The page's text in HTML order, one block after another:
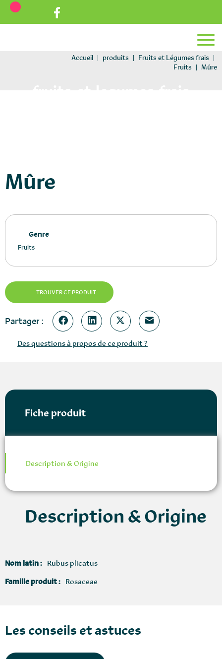
Aller au texte
Aller au menu
Menu principal
Accueil | produits | Fruits et Légumes frais
|
Fruits
| Mûre
Mûre
Genre
Fruits
TROUVER CE PRODUIT
Partager :
Des questions à propos de ce produit ?
Fiche produit
Description & Origine
Description & Origine
Nom latin : Rubus plicatus
Famille produit : Rosaceae
Les conseils et astuces